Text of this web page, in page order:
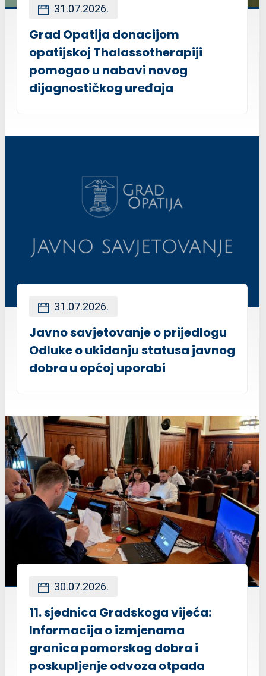
31.07.2026.
Grad Opatija donacijom
opatijskoj Thalassotherapiji
pomogao u nabavi novog
dijagnostičkog uređaja
31.07.2026.
Javno savjetovanje o prijedlogu
Odluke o ukidanju statusa javnog
dobra u općoj uporabi
30.07.2026.
11. sjednica Gradskoga vijeća:
Informacija o izmjenama
granica pomorskog dobra i
poskupljenje odvoza otpada